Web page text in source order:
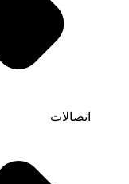
اتصالات